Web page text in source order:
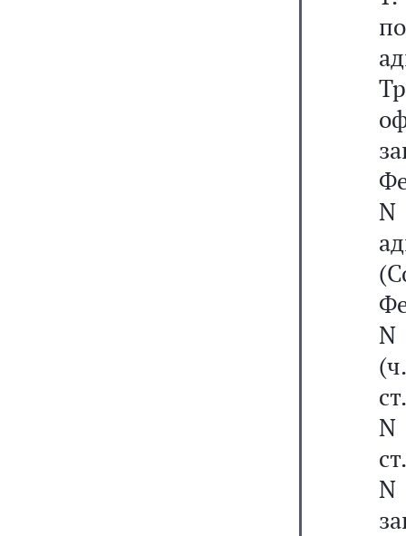
N
N
N
N